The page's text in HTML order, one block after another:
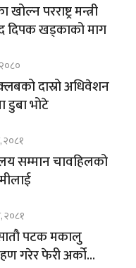
परराष्ट्र मन्त्री
दिपक खड्काको माग
दास्रो अधिवेशन
डुबा भोटे
२०८१
सम्मान चावहिलको
२०८१
पटक मकालु
गरेर फेरी अर्को